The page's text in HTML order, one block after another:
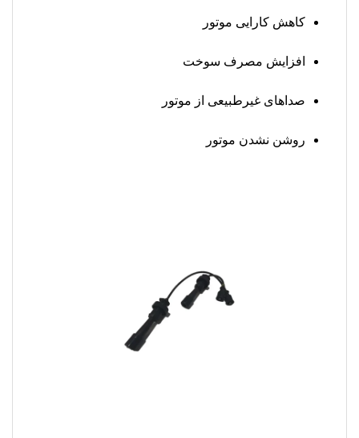
کاهش کارایی موتور
افزایش مصرف سوخت
صداهای غیرطبیعی از موتور
روشن نشدن موتور